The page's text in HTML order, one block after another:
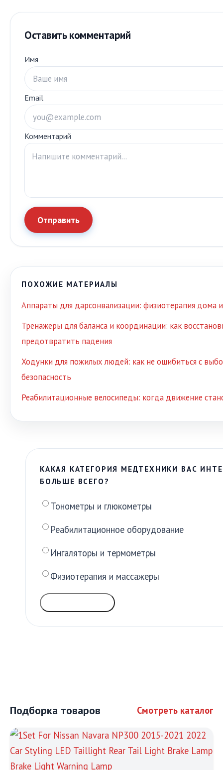
Оставить комментарий
Имя
Email
Комментарий
Отправить
ПОХОЖИЕ МАТЕРИАЛЫ
Аппараты для дарсонвализации: физиотерапия дома
Тренажеры для баланса и координации: как
предотвратить падения
Ходунки для пожилых людей: как не ошибиться с
безопасность
Реабилитационные велосипеды: когда движение
КАКАЯ КАТЕГОРИЯ МЕДТЕХНИКИ ВАС
БОЛЬШЕ ВСЕГО?
Тонометры и глюкометры
Реабилитационное оборудование
Ингаляторы и термометры
Физиотерапия и массажеры
Подборка товаров Смотреть каталог